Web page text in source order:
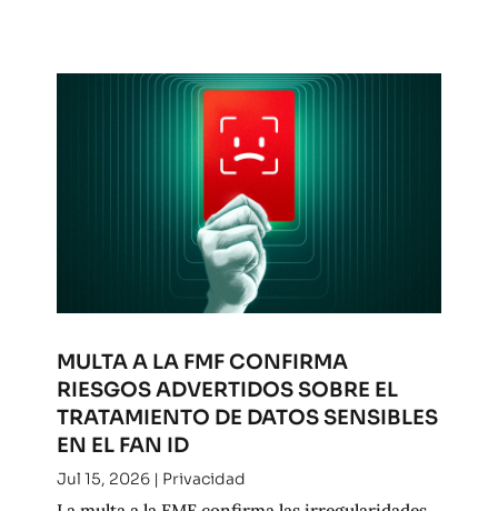
MULTA A LA FMF CONFIRMA
RIESGOS ADVERTIDOS SOBRE EL
TRATAMIENTO DE DATOS SENSIBLES
EN EL FAN ID
Jul 15, 2026| Privacidad